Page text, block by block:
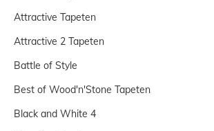
Best of Wood'n'Stone Tapeten
Black and White 4
Attractive Tapeten
Battle of Style
Attractive 2 Tapeten